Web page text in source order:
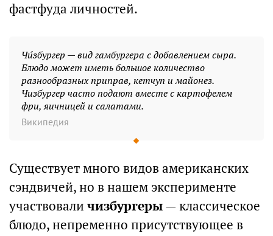
фастфуда личностей.
Чи́збургер — вид гамбургера с добавлением сыра.
Блюдо может иметь большое количество
разнообразных приправ, кетчуп и майонез.
Чизбургер часто подают вместе с картофелем
фри, яичницей и салатами.
Википедия
Существует много видов американских
сэндвичей, но в нашем эксперименте
участвовали чизбургеры— классическое
блюдо, непременно присутствующее в